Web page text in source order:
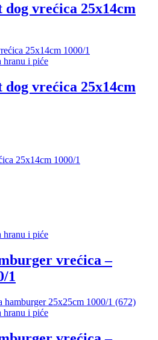
vrećica 25x14cm
hranu i piće
vrećica 25x14cm
25x14cm 1000/1
hranu i piće
vrećica –
1
hranu i piće